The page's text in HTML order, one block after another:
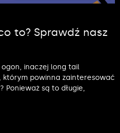
to? Sprawdź nasz
ogon, inaczej long tail
którym powinna zainteresować
Ponieważ są to długie,